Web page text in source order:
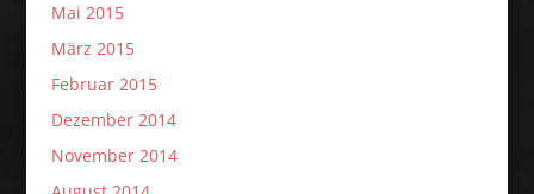
Mai 2015
März 2015
Februar 2015
Dezember 2014
November 2014